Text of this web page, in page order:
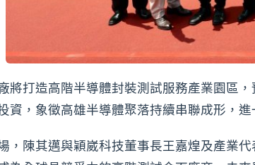
將打造高階半導體封裝測試服務產業園區
資，象徵高雄半導體聚落持續串聯成形，
，陳其邁與穎崴科技董事長王嘉煌及產業